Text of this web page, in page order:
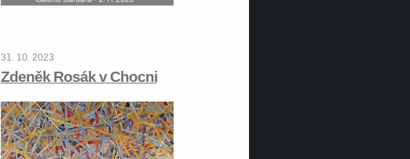
31. 10. 2023
Zdeněk Rosák v Chocni